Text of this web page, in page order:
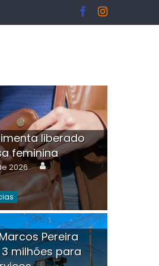
é
liberado
feminina
2026 Author
Pereira
milhões para